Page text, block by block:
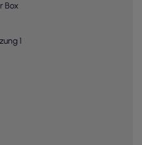
Box
1